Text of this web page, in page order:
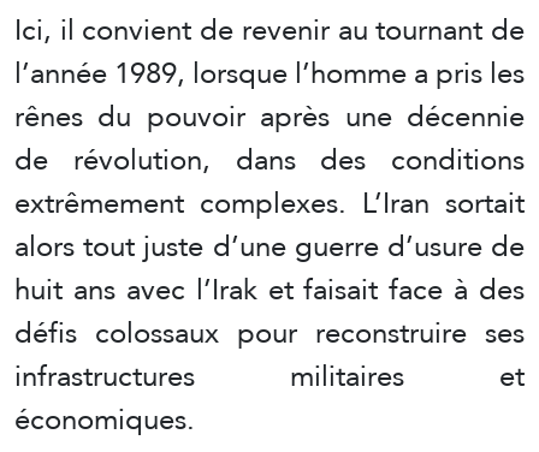
Ici, il convient de revenir au tournant de
l’année 1989, lorsque l’homme a pris les
rênes du pouvoir après une décennie
de révolution, dans des conditions
extrêmement complexes. L’Iran sortait
alors tout juste d’une guerre d’usure de
huit ans avec l’Irak et faisait face à des
défis colossaux pour reconstruire ses
infrastructures militaires et
économiques.